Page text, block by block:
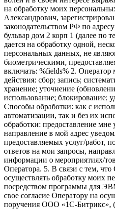
на обработку моих
Александрович,
законодательством РФ по
бульвар дом 2 корп 1 (далее по
дается на обработку одной,
персональных данных, не
биометрическими,
включать: %fields% 2.
действия: сбор; запись;
хранение; уточнение
использование; блокирование;
Способы обработки: как с
автоматизации, так и без их
обработки: предоставление мне
направление в мой адрес
предоставляемых услуг/работ,
ответов на мои запросы,
информации о мероприятиях/
Оператора. 5. В связи с тем,
осуществлять обработку моих
посредством программы для
свое согласие Оператору на
поручения ООО «1С-Битрикс»,